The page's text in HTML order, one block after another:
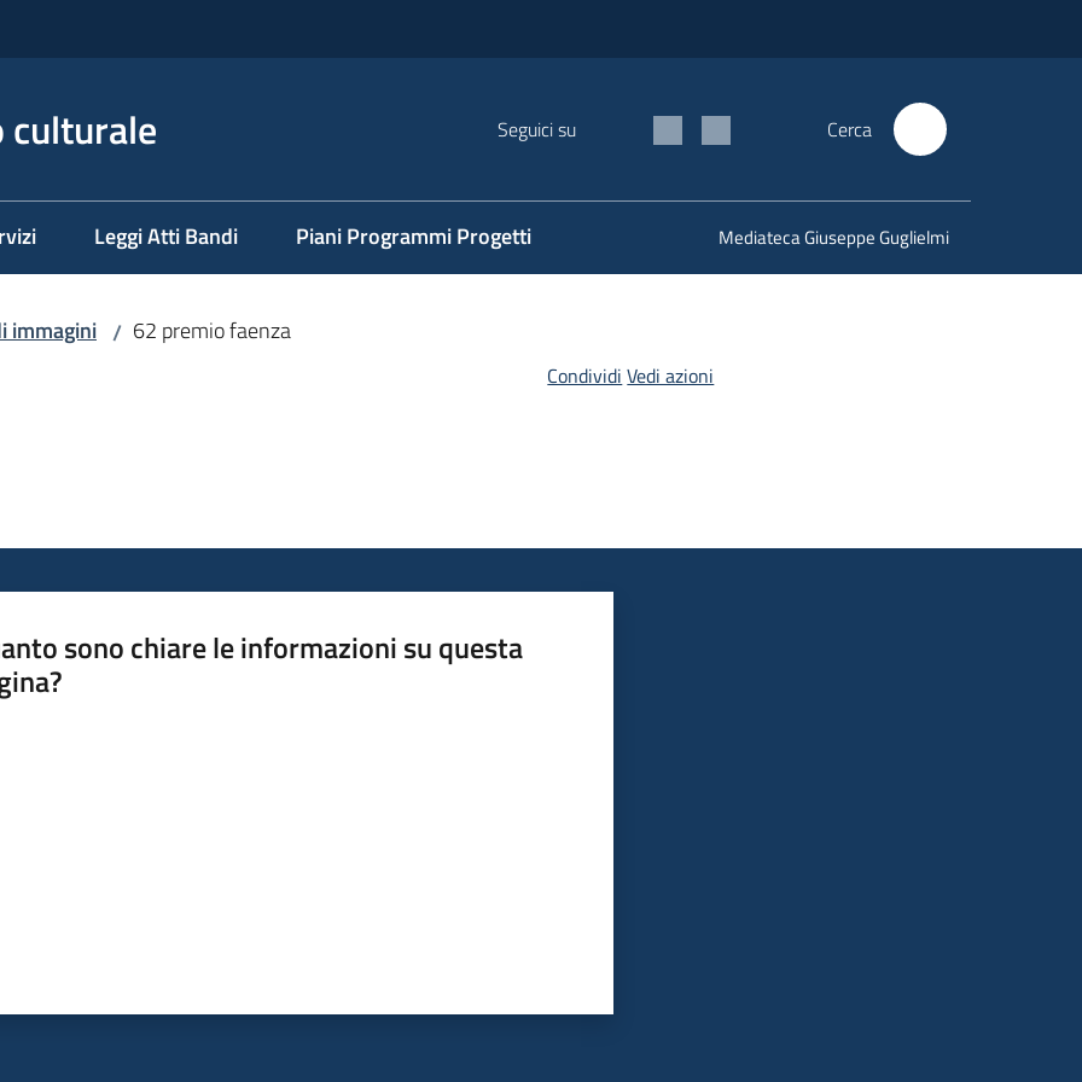
Seguici su Cerca
Leggi Atti Bandi Piani Programmi Progetti Mediateca Giuseppe Guglielmi
immagini / 62 premio faenza
Condividi Vedi azioni
sono chiare le informazioni su questa